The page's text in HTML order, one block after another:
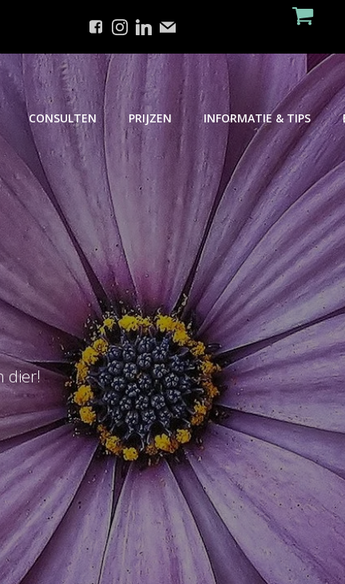
CONSULTEN PRIJZEN INFORMATIE & TIPS
dier!